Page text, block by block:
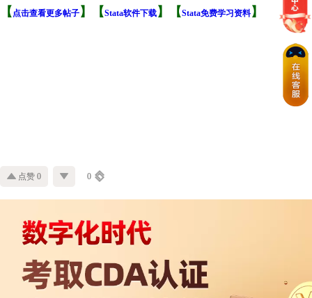
【 点击查看更多帖子 】【Stata软件下载 】【Stata免费学习资料 】
点赞 0 0